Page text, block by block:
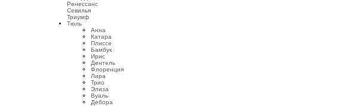
Ренессанс
Севилья
Триумф
Тюль
Анна
Катара
Плиссе
Бамбук
Ирис
Дентель
Флоренция
Лира
Трио
Элиза
Вуаль
Дебора